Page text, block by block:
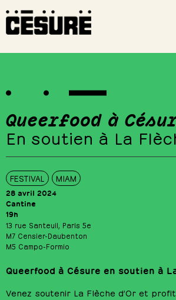
Queerfood à
En soutien à La
FESTIVAL MIAM
28 avril 2024
Cantine
19h
13 rue Santeuil, Paris 5e
M7 Censier-Daubenton
M5 Campo-Formio
Queerfood à Césure en soutien à
Venez soutenir La Flèche d’Or et